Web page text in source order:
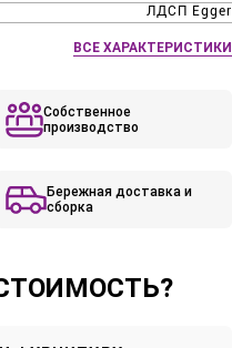
ЛДСП Egger
ВСЕ ХАРАКТЕРИСТИКИ
Собственное
производство
Бережная доставка и
сборка